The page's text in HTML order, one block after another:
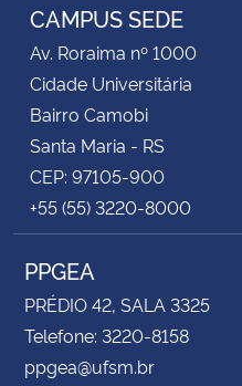
CAMPUS SEDE
Av. Roraima nº 1000
Cidade Universitária
Bairro Camobi
Santa Maria - RS
CEP: 97105-900
+55 (55) 3220-8000
PPGEA
PRÉDIO 42, SALA 3325
Telefone: 3220-8158
ppgea@ufsm.br